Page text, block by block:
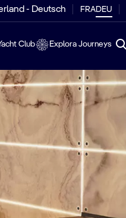
- Deutsch FRADEU
Club Explora Journeys